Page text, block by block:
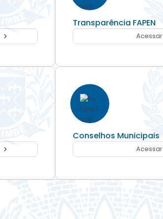
Transparência FAPEN
Acessar
Conselhos Municipais
Acessar